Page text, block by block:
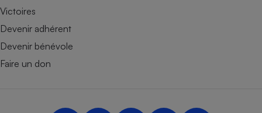
Victoires
Devenir adhérent
Devenir bénévole
Faire un don